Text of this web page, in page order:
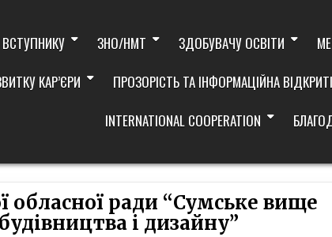
ВСТУПНИКУ ЗНО/НМТ ЗДОБУВАЧУ ОСВІТИ
КАР’ЄРИ
ПРОЗОРІСТЬ ТА ІНФОРМАЦІЙНА
INTERNATIONAL COOPERATION
обласної ради “Сумське вище
і дизайну”